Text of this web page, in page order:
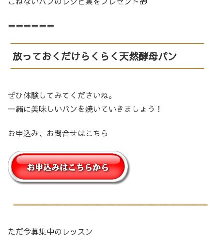
＝＝＝＝＝＝
放っておくだけらくらく天然酵母パン
ぜひ体験してみてくださいね。
一緒に美味しいパンを焼いていきましょう！
お申込み、お問合せはこちら
ただ今募集中のレッスン